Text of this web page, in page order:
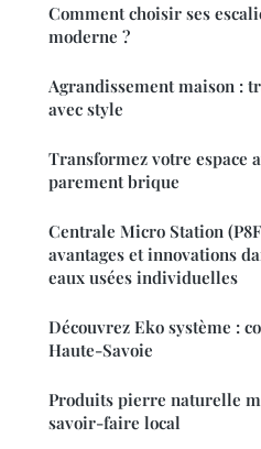
Comment choisir ses
moderne ?
Agrandissement maison :
avec style
Transformez votre espace
parement brique
Centrale Micro Station
avantages et innovations
eaux usées individuelles
Découvrez Eko système :
Haute-Savoie
Produits pierre naturelle
savoir-faire local